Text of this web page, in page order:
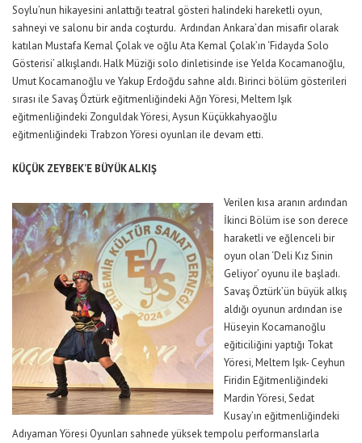
Soylu’nun hikayesini anlattığı teatral gösteri halindeki hareketli oyun,
sahneyi ve salonu bir anda coşturdu. Ardından Ankara’dan misafir olarak
katılan Mustafa Kemal Çolak ve oğlu Ata Kemal Çolak’ın ‘Fidayda Solo
Gösterisi’ alkışlandı. Halk Müziği solo dinletisinde ise Yelda Kocamanoğlu,
Umut Kocamanoğlu ve Yakup Erdoğdu sahne aldı. Birinci bölüm gösterileri
sırası ile Savaş Öztürk eğitmenliğindeki Ağrı Yöresi, Meltem Işık
eğitmenliğindeki Zonguldak Yöresi, Aysun Küçükkahyaoğlu
eğitmenliğindeki Trabzon Yöresi oyunları ile devam etti.
KÜÇÜK ZEYBEK’E BÜYÜK ALKIŞ
Verilen kısa aranın ardından
İkinci Bölüm ise son derece
haraketli ve eğlenceli bir
oyun olan ‘Deli Kız Sinin
Geliyor’ oyunu ile başladı.
Savaş Öztürk’ün büyük alkış
aldığı oyunun ardından ise
Hüseyin Kocamanoğlu
eğiticiliğini yaptığı Tokat
Yöresi, Meltem Işık- Ceyhun
Firidin Eğitmenliğindeki
Mardin Yöresi, Sedat
Kusay’ın eğitmenliğindeki
Adıyaman Yöresi Oyunları sahnede yüksek tempolu performanslarla